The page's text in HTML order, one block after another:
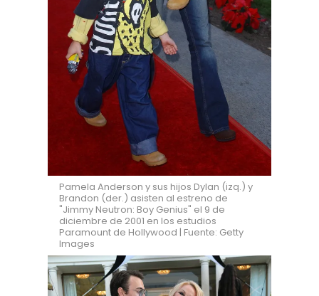
Pamela Anderson y sus hijos Dylan (izq.) y
Brandon (der.) asisten al estreno de
"Jimmy Neutron: Boy Genius" el 9 de
diciembre de 2001 en los estudios
Paramount de Hollywood | Fuente: Getty
Images